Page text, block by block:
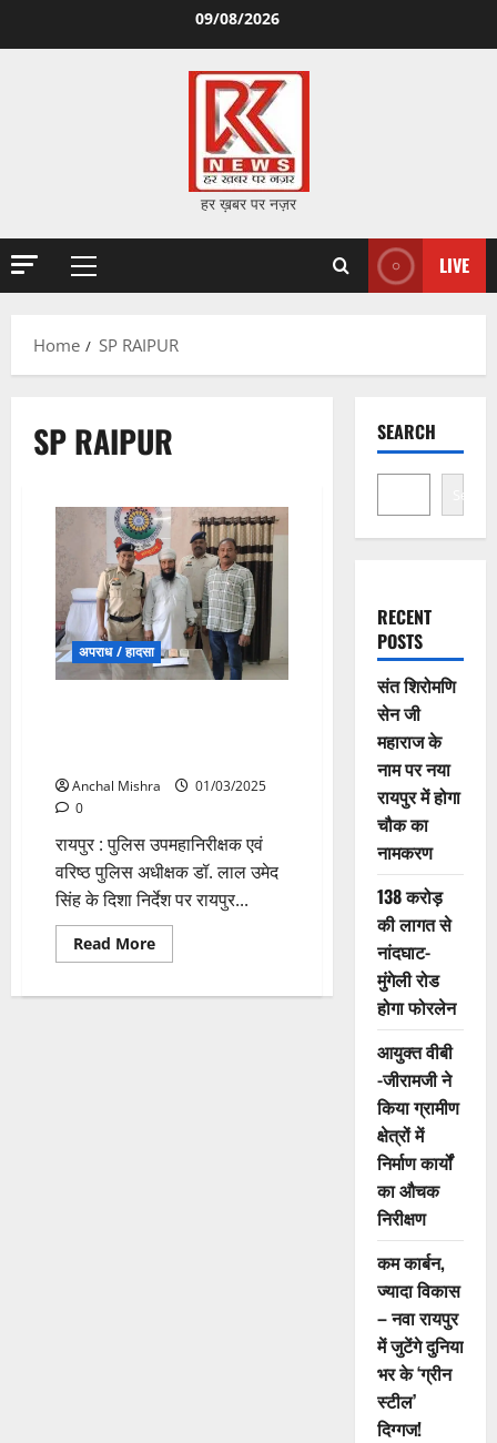
09/08/2026
हर ख़बर पर नज़र
Primary
LIVE
Home SP RAIPUR
SP RAIPUR
अपराध / हादसा
Anchal Mishra
01/03/2025
0
रायपुर : पुलिस उपमहानिरीक्षक एवं
वरिष्ठ पुलिस अधीक्षक डॉ. लाल उमेद
सिंह के दिशा निर्देश पर रायपुर...
Read MoreRead
more
मादक
SEARCH
Search
RECENT
POSTS
संत शिरोमणि
सेन जी
महाराज के
नाम पर नया
रायपुर में होगा
चौक का
नामकरण
138 करोड़
की लागत से
नांदघाट-
मुंगेली रोड
होगा फोरलेन
आयुक्त वीबी
-जीरामजी ने
किया ग्रामीण
क्षेत्रों में
निर्माण कार्यों
का औचक
निरीक्षण
कम कार्बन,
ज्यादा विकास
– नवा रायपुर
में जुटेंगे दुनिया
भर के ‘ग्रीन
स्टील’
दिग्गज!